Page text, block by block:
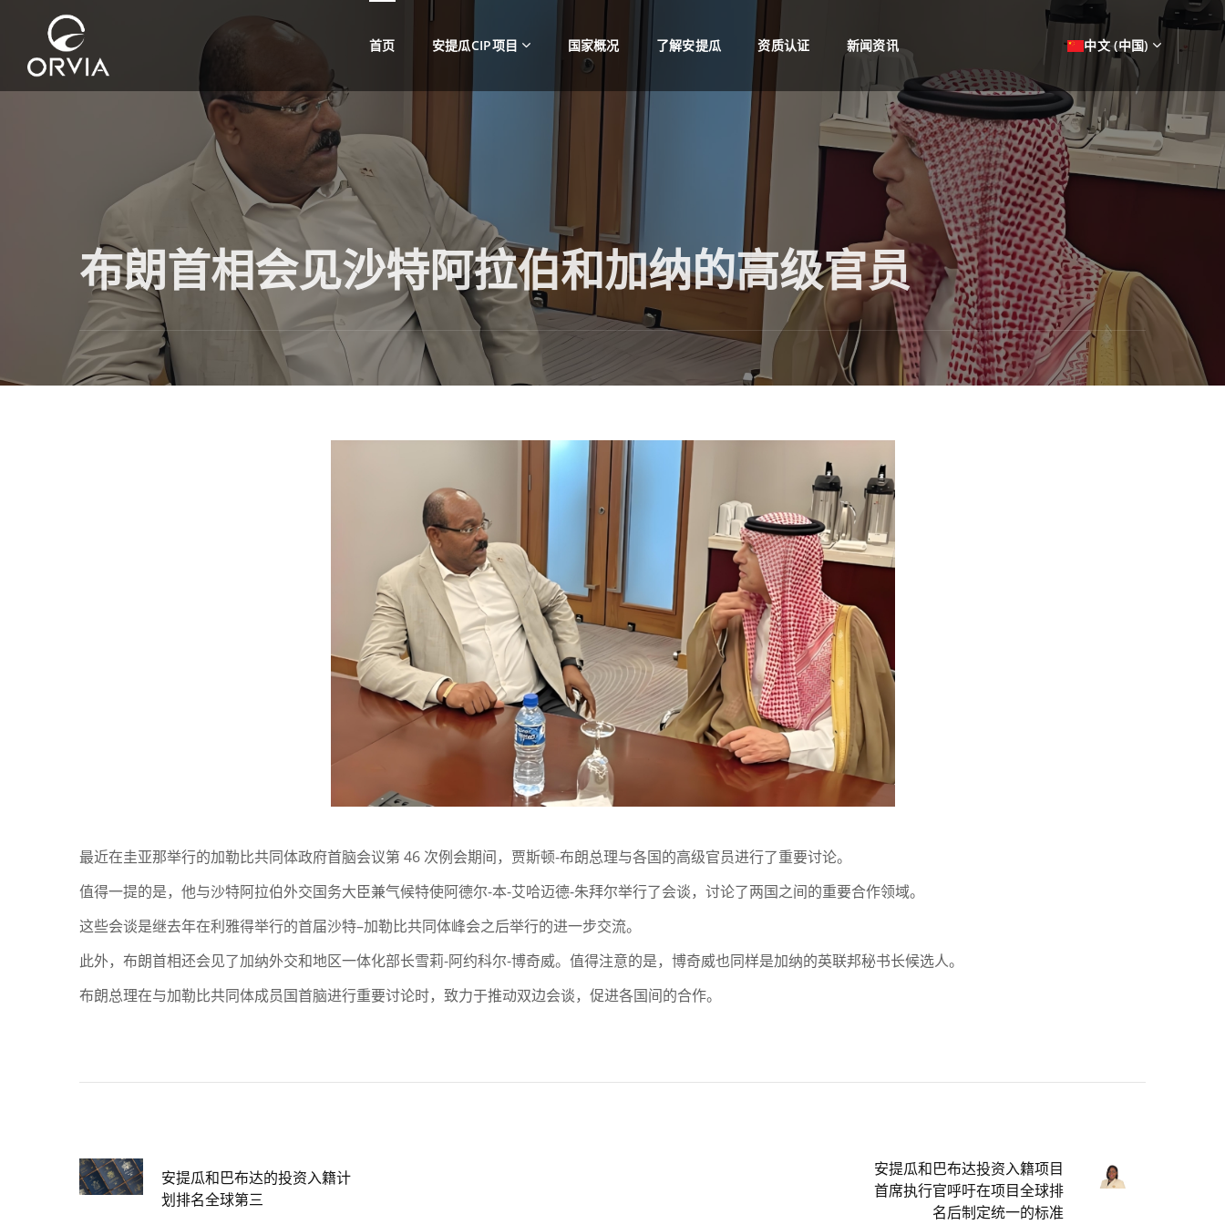
首页 安提瓜CIP项目 国家概况 了解安提瓜 资质认证 新闻资讯 中文 (中国)
布朗首相会见沙特阿拉伯和加纳的高级官员
最近在圭亚那举行的加勒比共同体政府首脑会议第 46 次例会期间，贾斯顿-布朗总理与各国的高级官员进行了重要讨论。
值得一提的是，他与沙特阿拉伯外交国务大臣兼气候特使阿德尔-本-艾哈迈德-朱拜尔举行了会谈，讨论了两国之间的重要合作领域。
这些会谈是继去年在利雅得举行的首届沙特–加勒比共同体峰会之后举行的进一步交流。
此外，布朗首相还会见了加纳外交和地区一体化部长雪莉-阿约科尔-博奇威。值得注意的是，博奇威也同样是加纳的英联邦秘书长候选人。
布朗总理在与加勒比共同体成员国首脑进行重要讨论时，致力于推动双边会谈，促进各国间的合作。
安提瓜和巴布达的投资入籍计
划排名全球第三
安提瓜和巴布达投资入籍项目
首席执行官呼吁在项目全球排
名后制定统一的标准